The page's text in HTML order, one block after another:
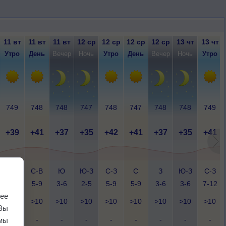
11 вт 11 вт 11 вт 12 ср 12 ср 12 ср 12 ср 13 чт 13 чт
Утро День Вечер Ночь Утро День Вечер Ночь Утро
749 748 748 747 748 747 748 748 749
+39 +41 +37 +35 +42 +41 +37 +35 +41
С-В
5-9
Ю
3-6
Ю-З
2-5
С-З
5-9
С
5-9
З
3-6
Ю-З
3-6
С-З
7-12
>10 >10 >10 >10 >10 >10 >10 >10 >10
- - - - - - - -